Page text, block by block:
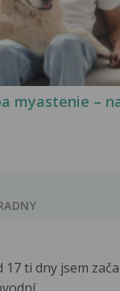
myastenie –
ti dny jsem